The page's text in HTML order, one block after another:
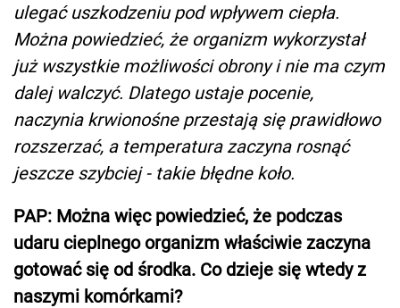
ulegać uszkodzeniu pod wpływem ciepła.
Można powiedzieć, że organizm wykorzystał
już wszystkie możliwości obrony i nie ma czym
dalej walczyć. Dlatego ustaje pocenie,
naczynia krwionośne przestają się prawidłowo
rozszerzać, a temperatura zaczyna rosnąć
jeszcze szybciej - takie błędne koło.
PAP: Można więc powiedzieć, że podczas
udaru cieplnego organizm właściwie zaczyna
gotować się od środka. Co dzieje się wtedy z
naszymi komórkami?